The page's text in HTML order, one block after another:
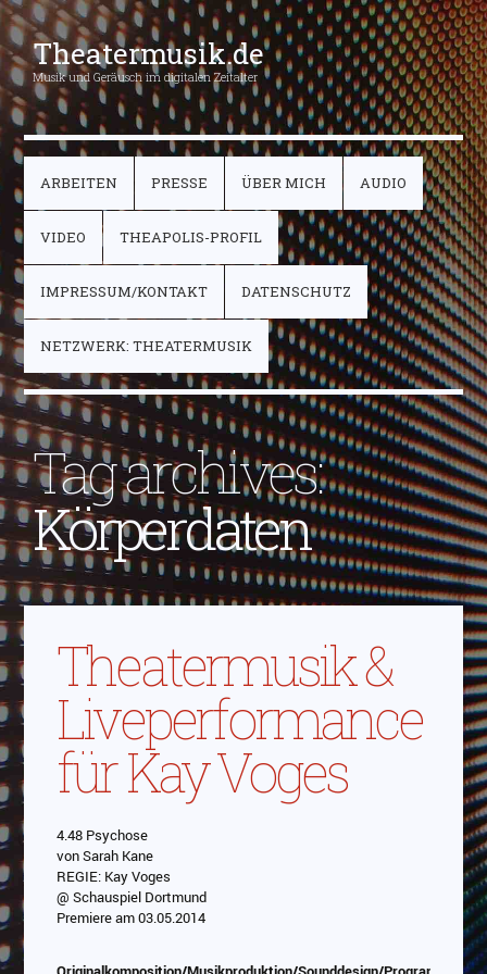
Theatermusik.de
Musik und Geräusch im digitalen Zeitalter
ARBEITEN PRESSE ÜBER MICH AUDIO
VIDEO THEAPOLIS-PROFIL
IMPRESSUM/KONTAKT DATENSCHUTZ
NETZWERK: THEATERMUSIK
Tag archives:
Körperdaten
Theatermusik &
Liveperformance
für Kay Voges
Das Video wird von Youtube eingebettet
4.48 Psychose
von Sarah Kane
REGIE: Kay Voges
@ Schauspiel Dortmund
Premiere am 03.05.2014